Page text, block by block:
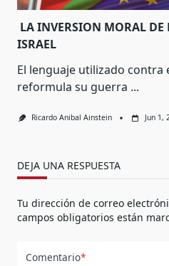
LA INVERSION MORAL DE
ISRAEL
El lenguaje utilizado contra
reformula su guerra ...
Ricardo Anibal Ainstein Jun 1,
DEJA UNA RESPUESTA
Tu dirección de correo
campos obligatorios están
Comentario*